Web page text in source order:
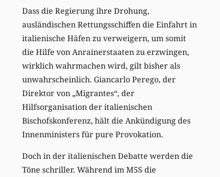
Dass die Regierung ihre Drohung,
ausländischen Rettungsschiffen die Einfahrt in
italienische Häfen zu verweigern, um somit
die Hilfe von Anrainerstaaten zu erzwingen,
wirklich wahrmachen wird, gilt bisher als
unwahrscheinlich. Giancarlo Perego, der
Direktor von „Migrantes“, der
Hilfsorganisation der italienischen
Bischofskonferenz, hält die Ankündigung des
Innenministers für pure Provokation.
Doch in der italienischen Debatte werden die
Töne schriller. Während im M5S die